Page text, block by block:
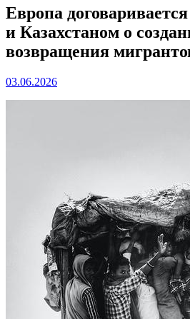
Европа
и Казахстаном о
возвращения
03.06.2026